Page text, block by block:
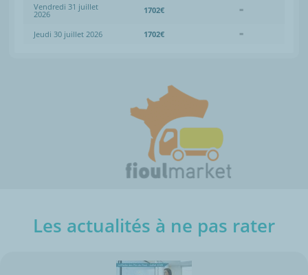
Vendredi 31 juillet
2026 1702€ =
Jeudi 30 juillet 2026 1702€ =
Les actualités à ne pas rater